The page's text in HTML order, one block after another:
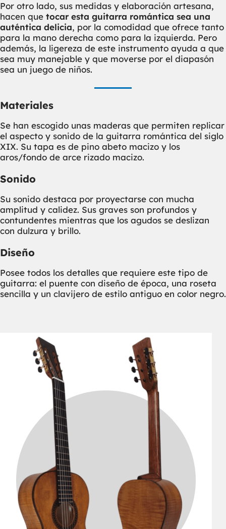
Por otro lado, sus medidas y elaboración artesana,
hacen que tocar esta guitarra romántica sea una
auténtica delicia, por la comodidad que ofrece tanto
para la mano derecha como para la izquierda. Pero
además, la ligereza de este instrumento ayuda a que
sea muy manejable y que moverse por el diapasón
sea un juego de niños.
Materiales
Se han escogido unas maderas que permiten replicar
el aspecto y sonido de la guitarra romántica del siglo
XIX. Su tapa es de pino abeto macizo y los
aros/fondo de arce rizado macizo.
Sonido
Su sonido destaca por proyectarse con mucha
amplitud y calidez. Sus graves son profundos y
contundentes mientras que los agudos se deslizan
con dulzura y brillo.
Diseño
Posee todos los detalles que requiere este tipo de
guitarra: el puente con diseño de época, una roseta
sencilla y un clavijero de estilo antiguo en color negro.